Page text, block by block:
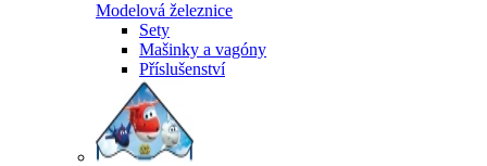
Modelová železnice
Sety
Mašinky a vagóny
Příslušenství